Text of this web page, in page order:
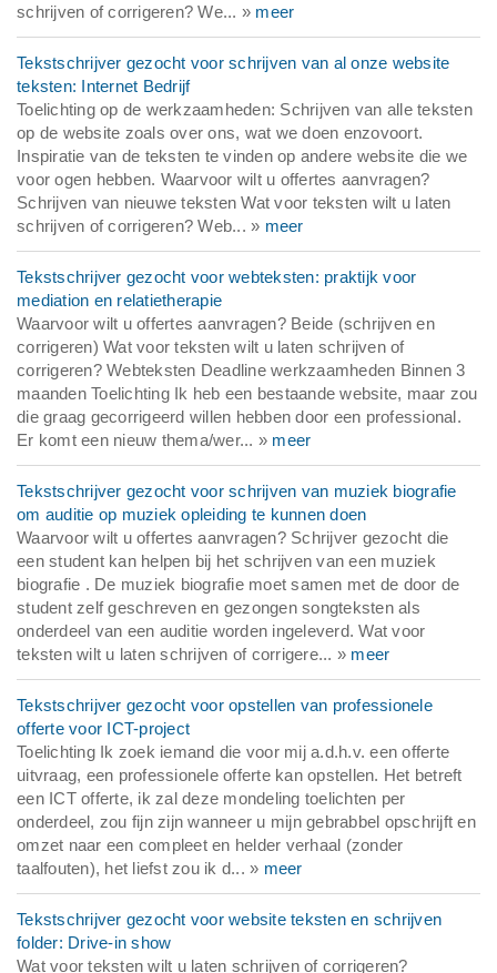
schrijven of corrigeren? We... » meer
Tekstschrijver gezocht voor schrijven van al onze website
teksten: Internet Bedrijf
Toelichting op de werkzaamheden: Schrijven van alle teksten
op de website zoals over ons, wat we doen enzovoort.
Inspiratie van de teksten te vinden op andere website die we
voor ogen hebben. Waarvoor wilt u offertes aanvragen?
Schrijven van nieuwe teksten Wat voor teksten wilt u laten
schrijven of corrigeren? Web... » meer
Tekstschrijver gezocht voor webteksten: praktijk voor
mediation en relatietherapie
Waarvoor wilt u offertes aanvragen? Beide (schrijven en
corrigeren) Wat voor teksten wilt u laten schrijven of
corrigeren? Webteksten Deadline werkzaamheden Binnen 3
maanden Toelichting Ik heb een bestaande website, maar zou
die graag gecorrigeerd willen hebben door een professional.
Er komt een nieuw thema/wer... » meer
Tekstschrijver gezocht voor schrijven van muziek biografie
om auditie op muziek opleiding te kunnen doen
Waarvoor wilt u offertes aanvragen? Schrijver gezocht die
een student kan helpen bij het schrijven van een muziek
biografie . De muziek biografie moet samen met de door de
student zelf geschreven en gezongen songteksten als
onderdeel van een auditie worden ingeleverd. Wat voor
teksten wilt u laten schrijven of corrigere... » meer
Tekstschrijver gezocht voor opstellen van professionele
offerte voor ICT-project
Toelichting Ik zoek iemand die voor mij a.d.h.v. een offerte
uitvraag, een professionele offerte kan opstellen. Het betreft
een ICT offerte, ik zal deze mondeling toelichten per
onderdeel, zou fijn zijn wanneer u mijn gebrabbel opschrijft en
omzet naar een compleet en helder verhaal (zonder
taalfouten), het liefst zou ik d... » meer
Tekstschrijver gezocht voor website teksten en schrijven
folder: Drive-in show
Wat voor teksten wilt u laten schrijven of corrigeren?